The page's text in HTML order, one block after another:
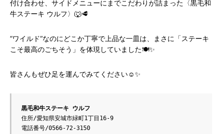
付け合わせ、サイドメニューにまでこだわりが詰まった〈黒毛和
牛ステーキ ウルフ〉🐺🥩
“ワイルド”なのにどこか丁寧で上品な一皿は、まさに「ステーキ
こそ最高のごちそう」を体現していました🍽️✨
皆さんもぜひ足を運んでみてください☺️✨
黒毛和牛ステーキ ウルフ
住所/愛知県安城市緑町1丁目16-9
電話番号/0566-72-3150